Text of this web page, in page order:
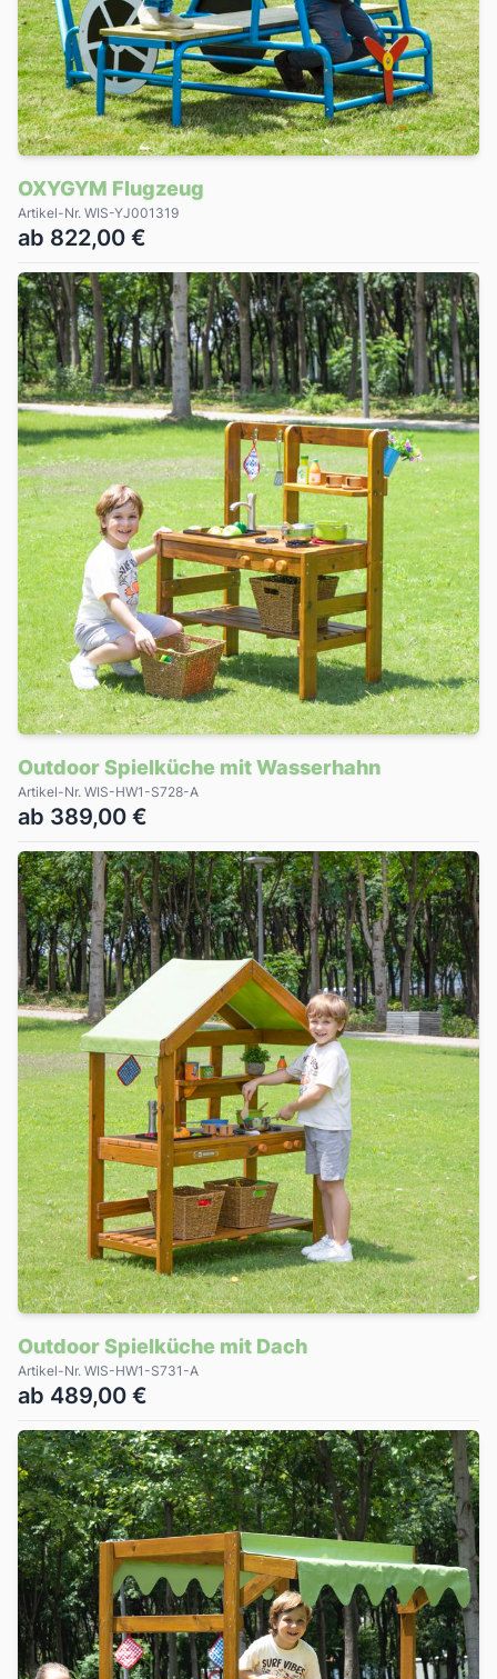
OXYGYM Flugzeug
Artikel-Nr. WIS-YJ001319
ab 822,00 €
Outdoor Spielküche mit Wasserhahn
Artikel-Nr. WIS-HW1-S728-A
ab 389,00 €
Outdoor Spielküche mit Dach
Artikel-Nr. WIS-HW1-S731-A
ab 489,00 €